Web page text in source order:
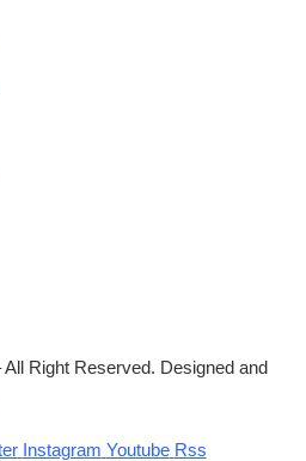
All Right Reserved. Designed and
Instagram Youtube Rss